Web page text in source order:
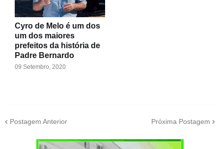
Cyro de Melo é um dos
um dos maiores
prefeitos da história de
Padre Bernardo
09 Setembro, 2020
Postagem Anterior Próxima Postagem